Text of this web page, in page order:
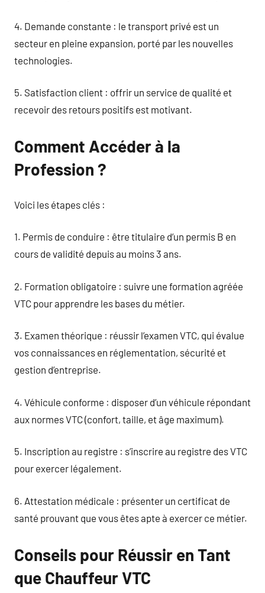
4. Demande constante : le transport privé est un
secteur en pleine expansion, porté par les nouvelles
technologies.
5. Satisfaction client : offrir un service de qualité et
recevoir des retours positifs est motivant.
Comment Accéder à la
Profession ?
Voici les étapes clés :
1. Permis de conduire : être titulaire d’un permis B en
cours de validité depuis au moins 3 ans.
2. Formation obligatoire : suivre une formation agréée
VTC pour apprendre les bases du métier.
3. Examen théorique : réussir l’examen VTC, qui évalue
vos connaissances en réglementation, sécurité et
gestion d’entreprise.
4. Véhicule conforme : disposer d’un véhicule répondant
aux normes VTC (confort, taille, et âge maximum).
5. Inscription au registre : s’inscrire au registre des VTC
pour exercer légalement.
6. Attestation médicale : présenter un certificat de
santé prouvant que vous êtes apte à exercer ce métier.
Conseils pour Réussir en Tant
que Chauffeur VTC